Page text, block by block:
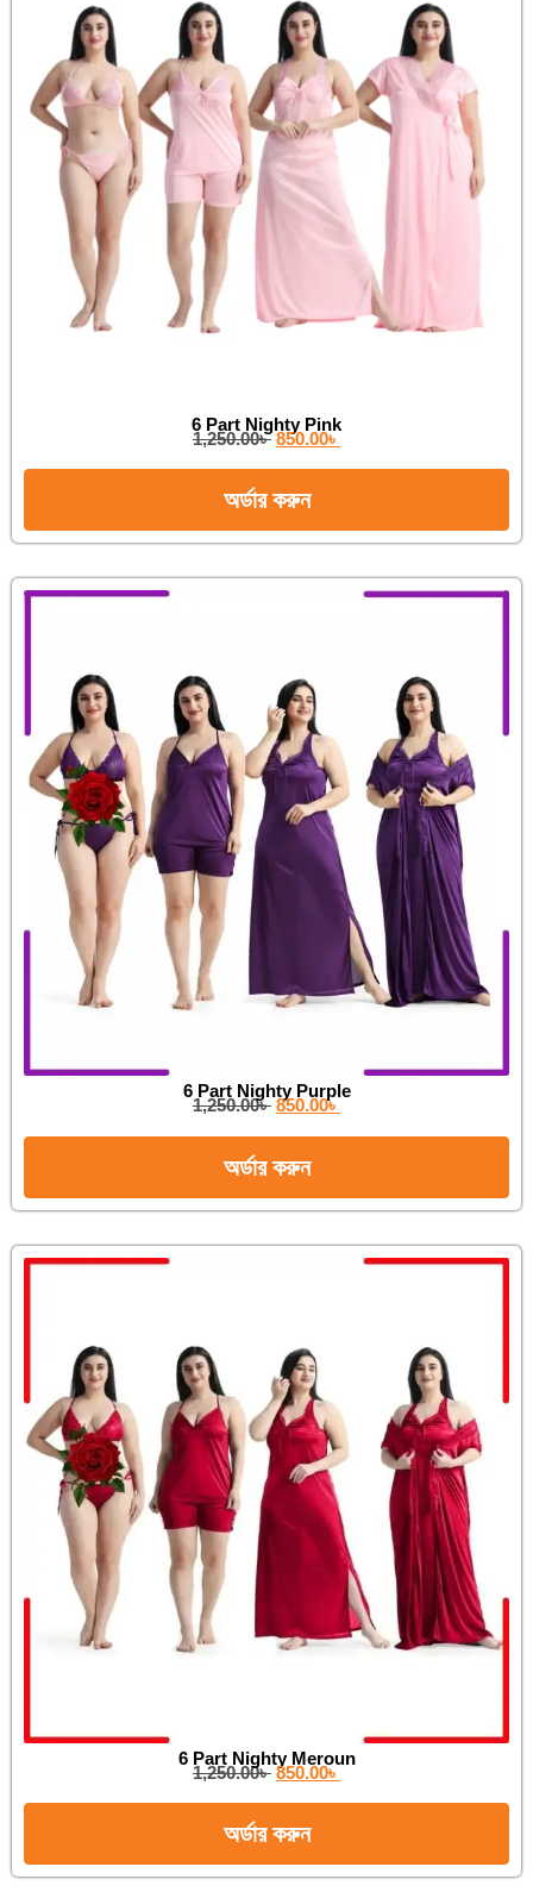
6 Part Nighty Pink
1,250.00৳ 850.00৳
অর্ডার করুন
6 Part Nighty Purple
1,250.00৳ 850.00৳
অর্ডার করুন
6 Part Nighty Meroun
1,250.00৳ 850.00৳
অর্ডার করুন